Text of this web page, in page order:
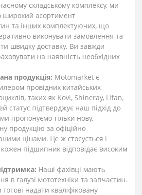
складському комплексу, ми
широкий асортимент
та інших комплектуючих, що
виконувати замовлення та
швидку доставку. Ви завжди
на наявність необхідних
продукція: Motomarket є
провідних китайських
таких як Kovi, Shineray, Lifan,
статус підтверджує наш підхід до
пропонуємо тільки нову,
продукцію за офіційно
цінами. Це ж стосується і
підшипник відповідає високим
Наші фахівці мають
в галузі мототехніки та запчастин.
надати кваліфіковану